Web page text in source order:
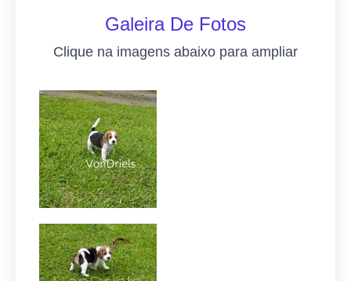
Galeira De Fotos
Clique na imagens abaixo para ampliar